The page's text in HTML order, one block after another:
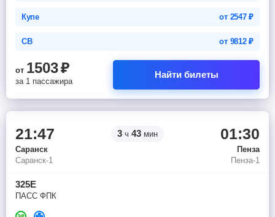
Купе от 2547₽
СВ от 9812₽
от 1503₽
за 1 пассажира
Найти билеты
21:47 3 ч 43 мин 01:30
Саранск
Пенза
Саранск-1
Пенза-1
325Е
ПАСС ФПК